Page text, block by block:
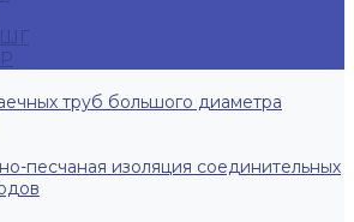
труб большого диаметра
песчаная изоляция соединительных